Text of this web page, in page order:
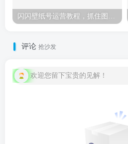
闪闪壁纸号运营教程，抓住图文风口，快速吸粉变现
评论 抢沙发
欢迎您留下宝贵的见解！